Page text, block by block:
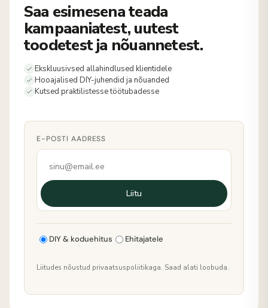
Saa esimesena teada
kampaaniatest, uutest
toodetest ja nõuannetest.
Ekskluusivsed allahindlused klientidele
Hooajalised DIY-juhendid ja nõuanded
Kutsed praktilistesse töötubadesse
E-POSTI AADRESS
Liitu
DIY & koduehitus Ehitajatele
Liitudes nõustud privaatsuspoliitikaga. Saad alati loobuda.